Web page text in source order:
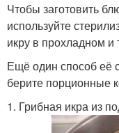
Чтобы заготовить
используйте
икру в прохладном
Ещё один способ её
берите порционные
1. Грибная икра из